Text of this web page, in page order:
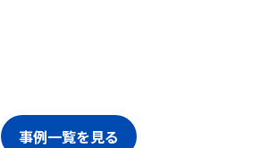
事例一覧を見る